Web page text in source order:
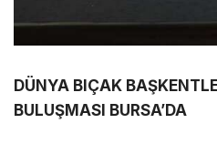
DÜNYA BIÇAK
BULUŞMASI BURSA’DA